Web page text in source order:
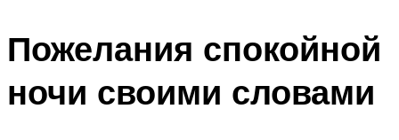
Пожелания спокойной
ночи своими словами